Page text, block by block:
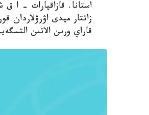
استانا. قازاقپارات - ا
زاتتار ميدى اۋرۋلاردان
قاراي ورىن الاتىن